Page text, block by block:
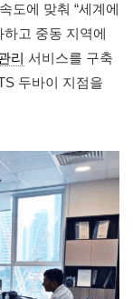
도에 맞춰 “세계에
고 중동 지역에
리 서비스를 구축
두바이 지점을